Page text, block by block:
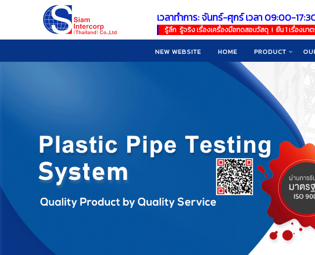
เวลาทำการ: จันทร์-ศุกร์ เวลา 09:00-
รู้ลึก รู้จริง เรื่องเครื่องมือทดสอบวัสดุ ! ยืน 1 เรื่องมา
NEW WEBSITE HOME PRODUCT